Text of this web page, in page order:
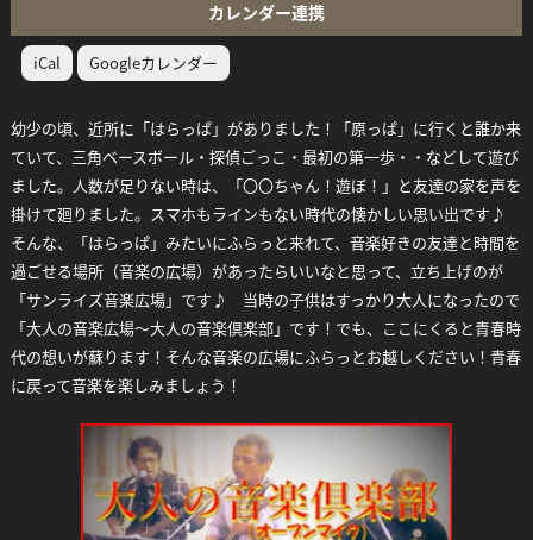
カレンダー連携
iCal Googleカレンダー
幼少の頃、近所に「はらっぱ」がありました！「原っぱ」に行くと誰か来
ていて、三角ベースボール・探偵ごっこ・最初の第一歩・・などして遊び
ました。人数が足りない時は、「〇〇ちゃん！遊ぼ！」と友達の家を声を
掛けて廻りました。スマホもラインもない時代の懐かしい思い出です♪
そんな、「はらっぱ」みたいにふらっと来れて、音楽好きの友達と時間を
過ごせる場所（音楽の広場）があったらいいなと思って、立ち上げのが
「サンライズ音楽広場」です♪ 当時の子供はすっかり大人になったので
「大人の音楽広場～大人の音楽倶楽部」です！でも、ここにくると青春時
代の想いが蘇ります！そんな音楽の広場にふらっとお越しください！青春
に戻って音楽を楽しみましょう！